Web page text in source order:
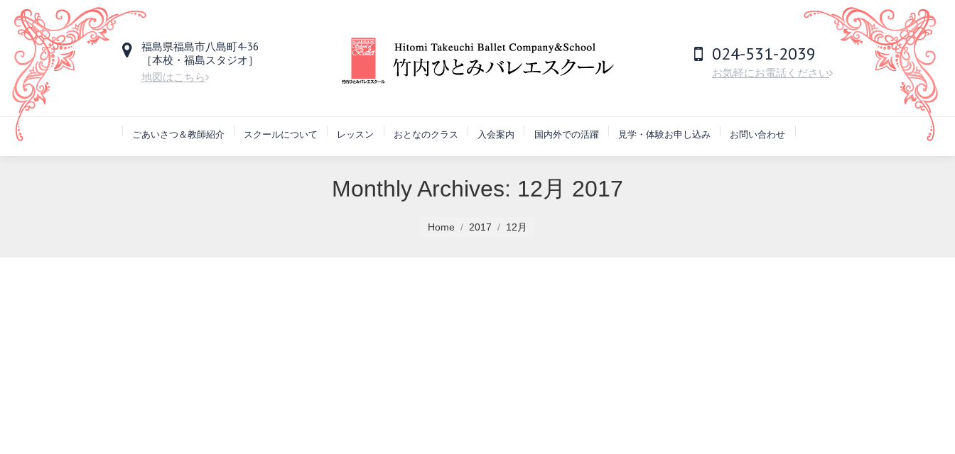
福島県福島市八島町4-36
［本校・福島スタジオ］
地図はこちら
024-531-2039
お気軽にお電話ください
ごあいさつ＆教師紹介 スクールについて レッスン おとなのクラス 入会案内 国内外での活躍 見学・体験お申し込み お問い合わせ
Monthly Archives: 12月 2017
Home 2017 12月